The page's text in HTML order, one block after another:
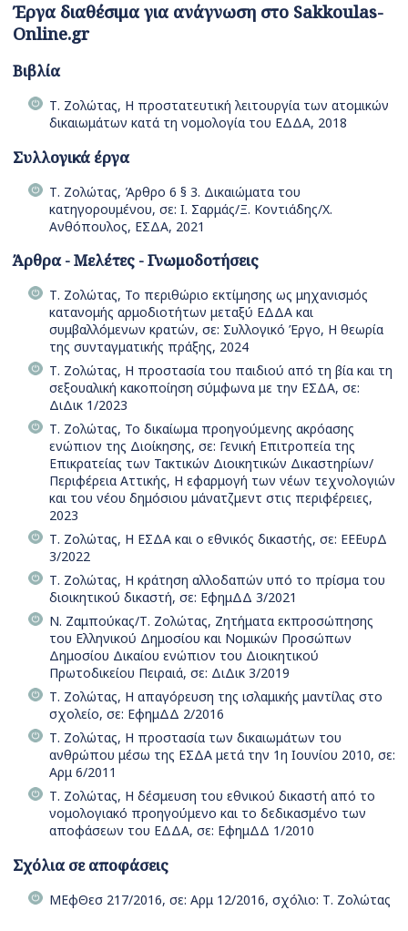
Έργα διαθέσιμα για ανάγνωση στο Sakkoulas-
Online.gr
Βιβλία
Τ. Ζολώτας, Η προστατευτική λειτουργία των ατομικών
δικαιωμάτων κατά τη νομολογία του ΕΔΔΑ, 2018
Συλλογικά έργα
Τ. Ζολώτας, Άρθρο 6 § 3. Δικαιώματα του
κατηγορουμένου, σε: Ι. Σαρμάς/Ξ. Κοντιάδης/Χ.
Ανθόπουλος, ΕΣΔΑ, 2021
Άρθρα - Μελέτες - Γνωμοδοτήσεις
Τ. Ζολώτας, Το περιθώριο εκτίμησης ως μηχανισμός
κατανομής αρμοδιοτήτων μεταξύ ΕΔΔΑ και
συμβαλλόμενων κρατών, σε: Συλλογικό Έργο, Η θεωρία
της συνταγματικής πράξης, 2024
Τ. Ζολώτας, Η προστασία του παιδιού από τη βία και τη
σεξουαλική κακοποίηση σύμφωνα με την ΕΣΔΑ, σε:
ΔιΔικ 1/2023
Τ. Ζολώτας, Το δικαίωμα προηγούμενης ακρόασης
ενώπιον της Διοίκησης, σε: Γενική Επιτροπεία της
Επικρατείας των Τακτικών Διοικητικών Δικαστηρίων/
Περιφέρεια Αττικής, Η εφαρμογή των νέων τεχνολογιών
και του νέου δημόσιου μάνατζμεντ στις περιφέρειες,
2023
Τ. Ζολώτας, Η ΕΣΔΑ και ο εθνικός δικαστής, σε: ΕΕΕυρΔ
3/2022
Τ. Ζολώτας, Η κράτηση αλλοδαπών υπό το πρίσµα του
διοικητικού δικαστή, σε: ΕφημΔΔ 3/2021
Ν. Ζαμπούκας/Τ. Ζολώτας, Ζητήματα εκπροσώπησης
του Ελληνικού Δημοσίου και Νομικών Προσώπων
Δημοσίου Δικαίου ενώπιον του Διοικητικού
Πρωτοδικείου Πειραιά, σε: ΔιΔικ 3/2019
Τ. Ζολώτας, Η απαγόρευση της ισλαμικής μαντίλας στο
σχολείο, σε: ΕφημΔΔ 2/2016
Τ. Ζολώτας, Η προστασία των δικαιωμάτων του
ανθρώπου μέσω της ΕΣΔΑ μετά την 1η Ιουνίου 2010, σε:
Αρμ 6/2011
Τ. Ζολώτας, Η δέσμευση του εθνικού δικαστή από το
νομολογιακό προηγούμενο και το δεδικασμένο των
αποφάσεων του ΕΔΔΑ, σε: ΕφημΔΔ 1/2010
Σχόλια σε αποφάσεις
ΜΕφΘεσ 217/2016, σε: Αρμ 12/2016, σχόλιο: Τ. Ζολώτας